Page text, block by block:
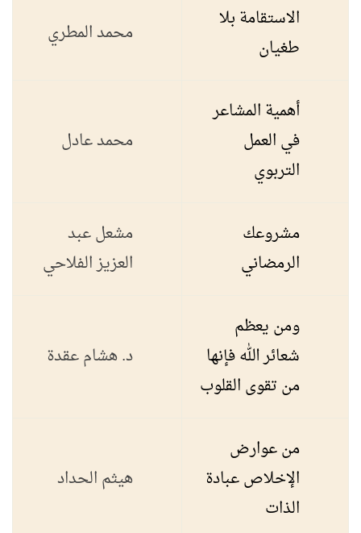
الاستقامة بلا
طغيان
محمد المطري
أهمية المشاعر
في العمل
التربوي
محمد عادل
مشروعك
الرمضاني
مشعل عبد
العزيز الفلاحي
ومن يعظم
شعائر الله فإنها
من تقوى القلوب
د. هشام عقدة
من عوارض
الإخلاص عبادة
الذات
هيثم الحداد